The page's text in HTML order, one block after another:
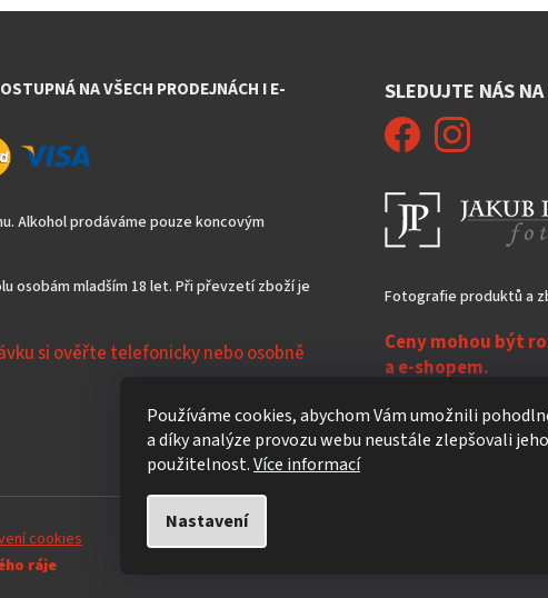
Používáme cookies, abychom Vám umožnili
a díky analýze provozu webu neustále zlepšovali
použitelnost.Více informací
Nastavení
NA VŠECH PRODEJNÁCH I E-
Alkohol prodáváme pouze koncovým
osobám mladším 18 let. Při převzetí zboží je
si ověřte telefonicky nebo osobně
SLEDUJTE NÁS
Fotografie produktů a
Ceny mohou být
a e-shopem.
Nezasíláme do
cookies
ráje